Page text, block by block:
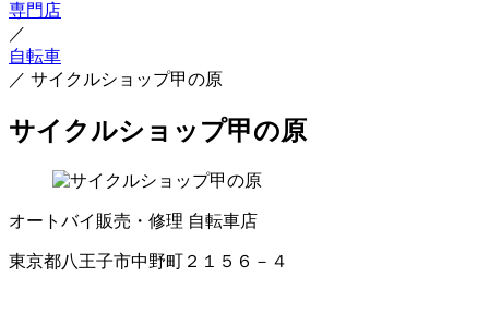
専門店
／
自転車
／ サイクルショップ甲の原
サイクルショップ甲の原
オートバイ販売・修理 自転車店
東京都八王子市中野町２１５６－４